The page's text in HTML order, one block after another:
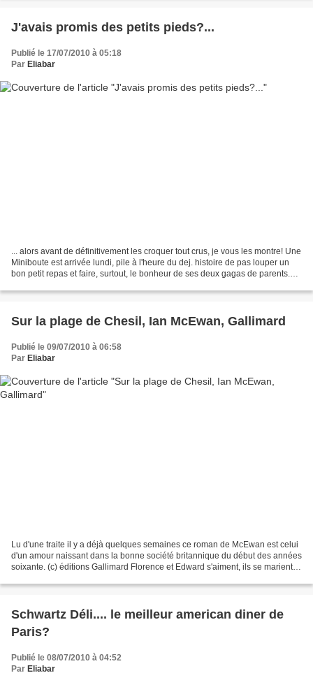
J'avais promis des petits pieds?...
Publié le 17/07/2010 à 05:18
Par Eliabar
... alors avant de définitivement les croquer tout crus, je vous les montre! Une
Miniboute est arrivée lundi, pile à l'heure du dej. histoire de pas louper un
bon petit repas et faire, surtout, le bonheur de ses deux gagas de parents.
Sur la plage de Chesil, Ian McEwan, Gallimard
Publié le 09/07/2010 à 06:58
Par Eliabar
Lu d'une traite il y a déjà quelques semaines ce roman de McEwan est celui
d'un amour naissant dans la bonne société britannique du début des années
soixante. (c) éditions Gallimard Florence et Edward s'aiment, ils se marient
Schwartz Déli.... le meilleur american diner de
Paris?
Publié le 08/07/2010 à 04:52
Par Eliabar